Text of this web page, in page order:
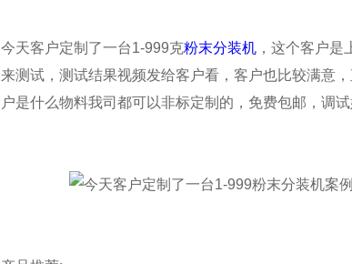
今天客户定制了一台1-999克粉末分装机 ，这个客户
来测试，测试结果视频发给客户看，客户也比较满意
户是什么物料我司都可以非标定制的，免费包邮，调